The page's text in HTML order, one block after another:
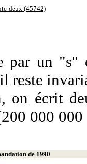
deux (45742)
par un "s"
on écrit
000
de 1990